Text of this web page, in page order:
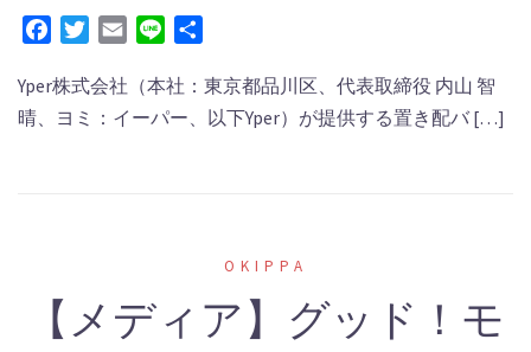
FacebookTwitterEmail Line
Yper株式会社（本社：東京都品川区、代表取締役 内⼭ 智
晴、ヨミ：イーパー、以下Yper）が提供する置き配バ […]
OKIPPA
【メディア】グッド！モ